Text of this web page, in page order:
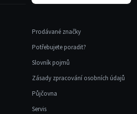
Prodávané značky
Potřebujete poradit?
Slovník pojmů
Zásady zpracování osobních údajů
Půjčovna
Servis